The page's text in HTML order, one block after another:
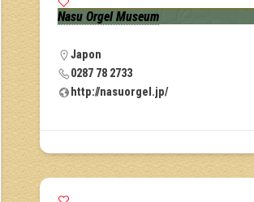
Nasu Orgel Museum
Japon
0287 78 2733
http://nasuorgel.jp/